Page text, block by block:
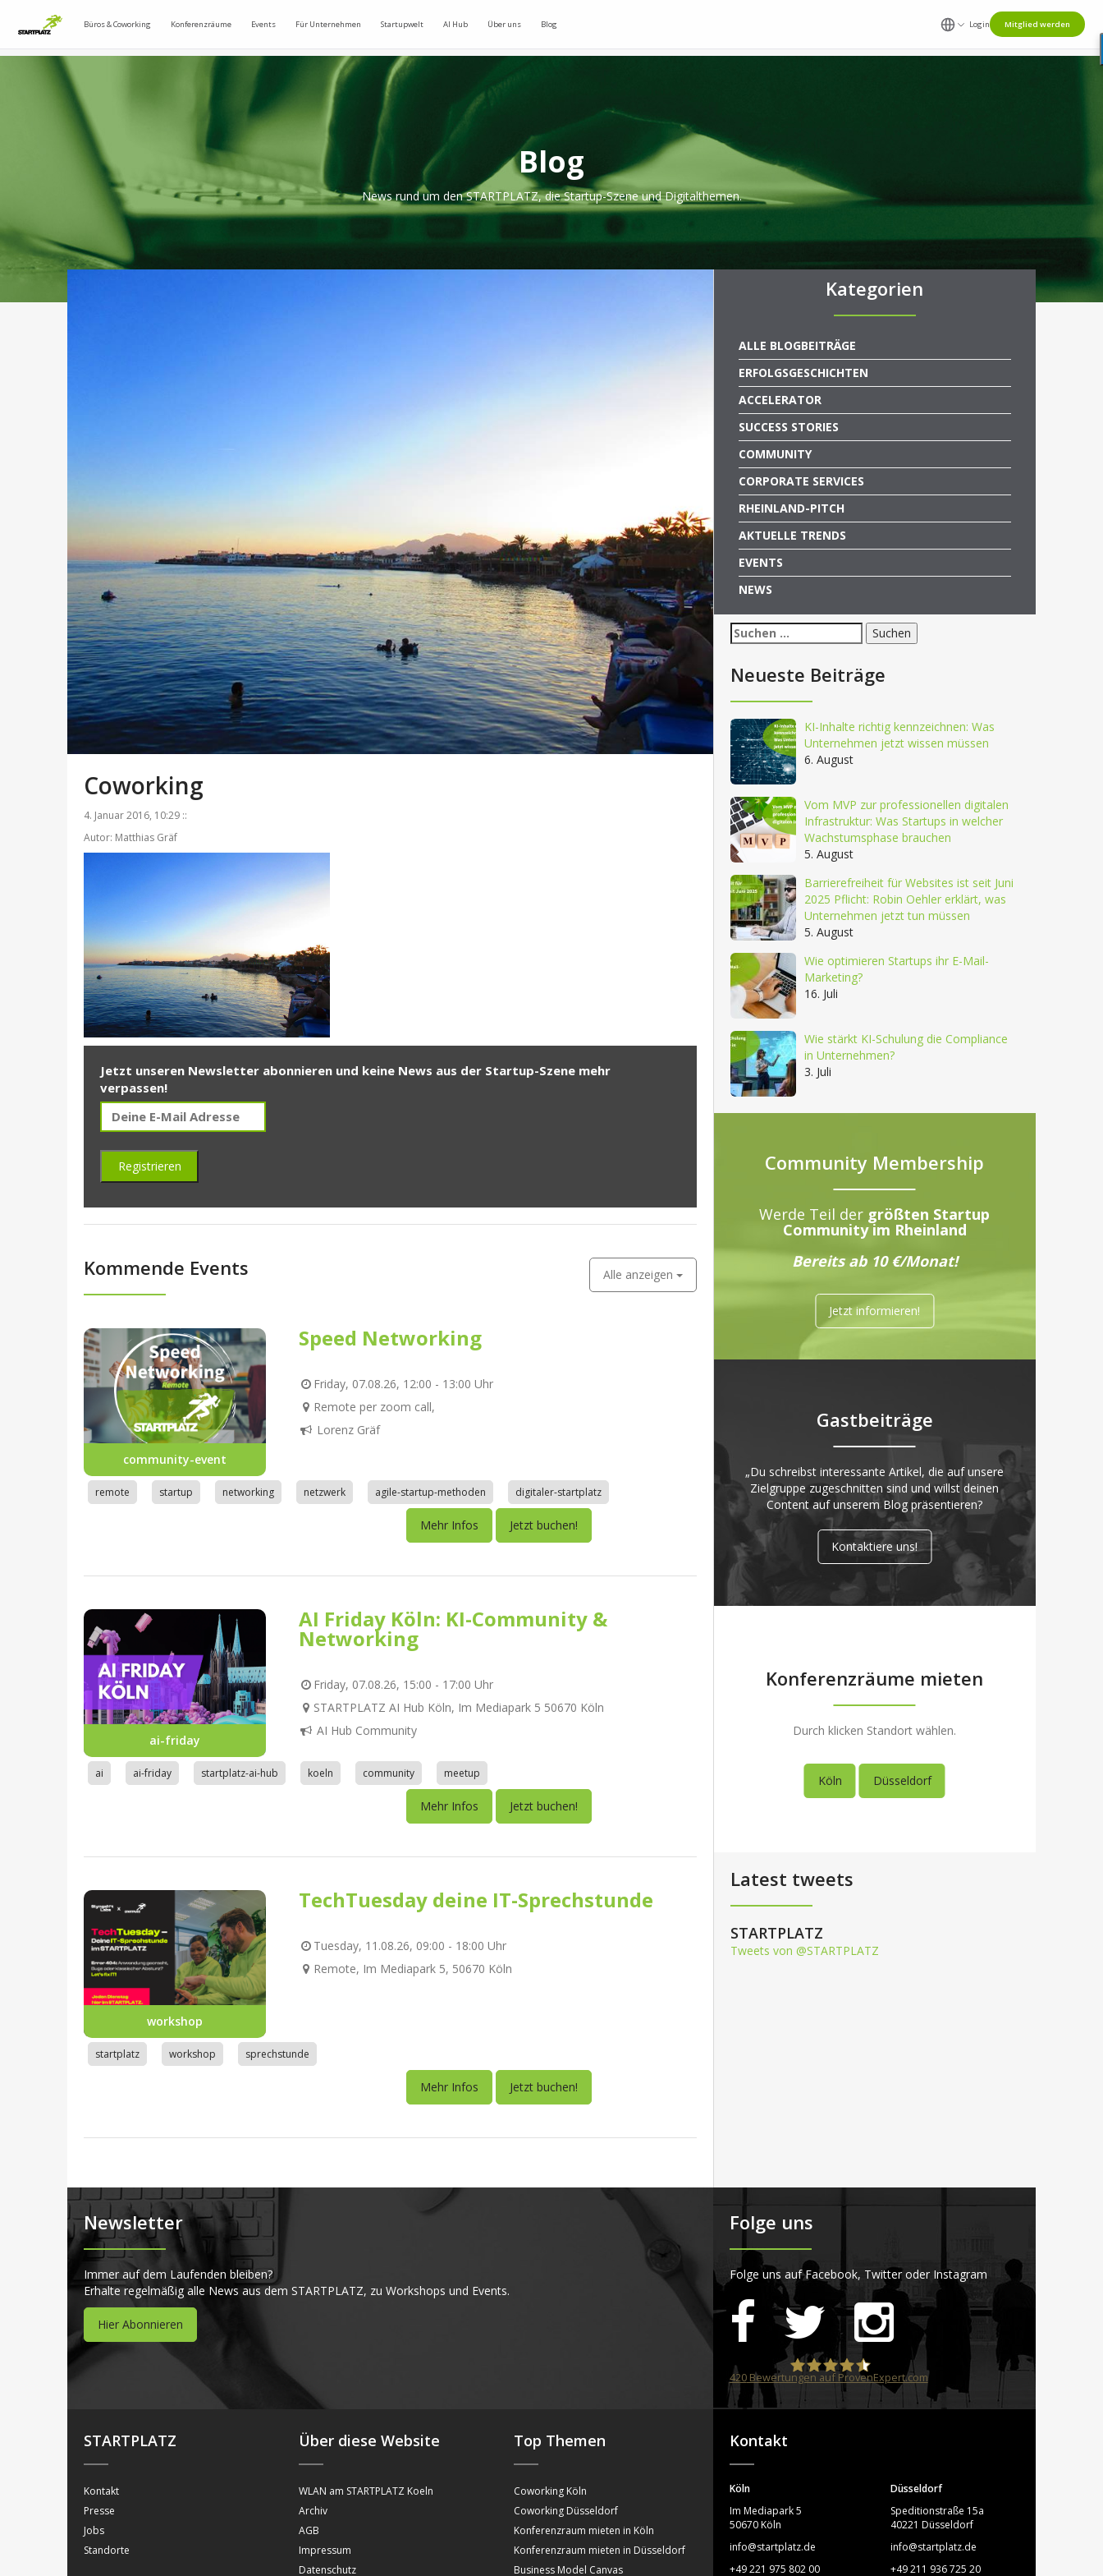
Büros & Coworking Konferenzräume Events Für Unternehmen Startupwelt AI Hub Über uns Blog Login Mitglied werden
Blog
News rund um den STARTPLATZ, die Startup-Szene und Digitalthemen.
Coworking
4. Januar 2016, 10:29 ::
Autor: Matthias Gräf
Jetzt unseren Newsletter abonnieren und keine News aus der Startup-Szene mehr
verpassen!
Kommende Events Alle anzeigen
community-event
Speed Networking
Friday, 07.08.26, 12:00 - 13:00 Uhr
Remote per zoom call,
Lorenz Gräf
remote startup networking netzwerk agile-startup-methoden digitaler-startplatz
Mehr Infos Jetzt buchen!
ai-friday
AI Friday Köln: KI-Community &
Networking
Friday, 07.08.26, 15:00 - 17:00 Uhr
STARTPLATZ AI Hub Köln, Im Mediapark 5 50670 Köln
AI Hub Community
ai ai-friday startplatz-ai-hub koeln community meetup
Mehr Infos Jetzt buchen!
workshop
TechTuesday deine IT-Sprechstunde
Tuesday, 11.08.26, 09:00 - 18:00 Uhr
Remote, Im Mediapark 5, 50670 Köln
startplatz workshop sprechstunde
Mehr Infos Jetzt buchen!
Kategorien
ALLE BLOGBEITRÄGE
ERFOLGSGESCHICHTEN
ACCELERATOR
SUCCESS STORIES
COMMUNITY
CORPORATE SERVICES
RHEINLAND-PITCH
AKTUELLE TRENDS
EVENTS
NEWS
Suchen
nach:
Neueste Beiträge
KI-Inhalte richtig kennzeichnen: Was
Unternehmen jetzt wissen müssen
6. August
Vom MVP zur professionellen digitalen
Infrastruktur: Was Startups in welcher
Wachstumsphase brauchen
5. August
Barrierefreiheit für Websites ist seit Juni
2025 Pflicht: Robin Oehler erklärt, was
Unternehmen jetzt tun müssen
5. August
Wie optimieren Startups ihr E-Mail-
Marketing?
16. Juli
Wie stärkt KI-Schulung die Compliance
in Unternehmen?
3. Juli
Community Membership
Werde Teil der größten Startup
Community im Rheinland
Bereits ab 10 €/Monat!
Jetzt informieren!
Gastbeiträge
„Du schreibst interessante Artikel, die auf unsere
Zielgruppe zugeschnitten sind und willst deinen
Content auf unserem Blog präsentieren?
Kontaktiere uns!
Konferenzräume mieten
Durch klicken Standort wählen.
Köln Düsseldorf
Latest tweets
STARTPLATZ
Tweets von @STARTPLATZ
Newsletter
Immer auf dem Laufenden bleiben?
Erhalte regelmäßig alle News aus dem STARTPLATZ, zu Workshops und Events.
Hier Abonnieren
Folge uns
Folge uns auf Facebook, Twitter oder Instagram
STARTPLATZ
420Bewertungen auf ProvenExpert.com
STARTPLATZ
Kontakt
Presse
Jobs
Standorte
Über diese Website
WLAN am STARTPLATZ Koeln
Archiv
AGB
Impressum
Datenschutz
Top Themen
Coworking Köln
Coworking Düsseldorf
Konferenzraum mieten in Köln
Konferenzraum mieten in Düsseldorf
Business Model Canvas
Kontakt
Köln
Im Mediapark 5
50670 Köln
info@startplatz.de
+49 221 975 802 00
Düsseldorf
Speditionstraße 15a
40221 Düsseldorf
info@startplatz.de
+49 211 936 725 20